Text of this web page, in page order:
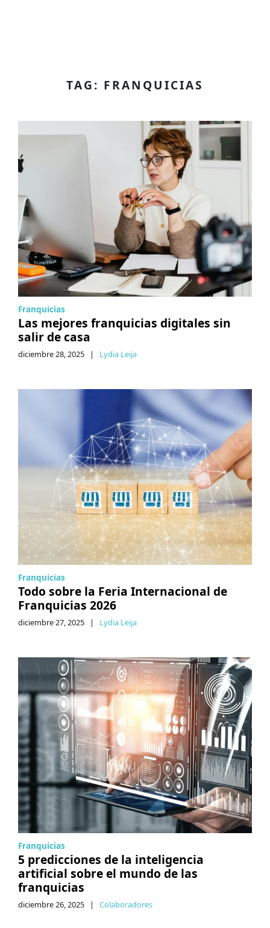
TAG: FRANQUICIAS
Franquicias
Las mejores franquicias digitales sin
salir de casa
diciembre 28, 2025 | Lydia Leija
Franquicias
Todo sobre la Feria Internacional de
Franquicias 2026
diciembre 27, 2025 | Lydia Leija
Franquicias
5 predicciones de la inteligencia
artificial sobre el mundo de las
franquicias
diciembre 26, 2025 | Colaboradores